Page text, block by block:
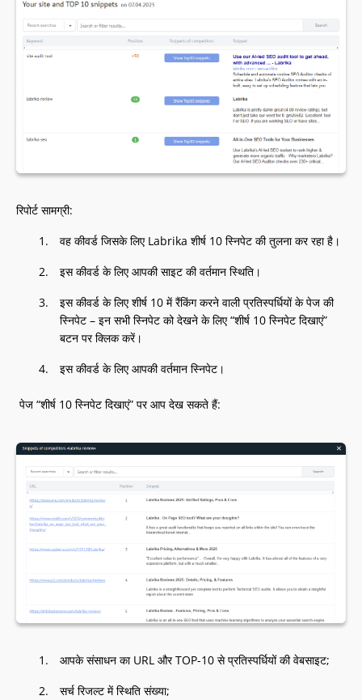
रिपोर्ट सामग्री:
वह कीवर्ड जिसके लिए Labrika शीर्ष 10 स्निपेट की तुलना कर रहा है।
इस कीवर्ड के लिए आपकी साइट की वर्तमान स्थिति।
इस कीवर्ड के लिए शीर्ष 10 में रैंकिंग करने वाली प्रतिस्पर्धियों के पेज की
स्निपेट – इन सभी स्निपेट को देखने के लिए “शीर्ष 10 स्निपेट दिखाएं”
बटन पर क्लिक करें।
इस कीवर्ड के लिए आपकी वर्तमान स्निपेट।
पेज “शीर्ष 10 स्निपेट दिखाएं” पर आप देख सकते हैं:
आपके संसाधन का URL और TOP-10 से प्रतिस्पर्धियों की वेबसाइट;
सर्च रिजल्ट में स्थिति संख्या;